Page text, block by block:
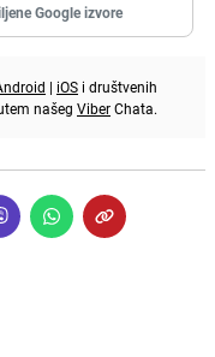
Google izvore
| iOS i društvenih
našeg ViberChata.